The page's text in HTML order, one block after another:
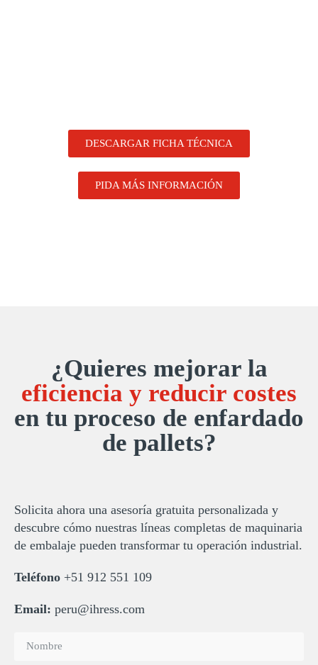
DESCARGAR FICHA TÉCNICA
PIDA MÁS INFORMACIÓN
¿Quieres mejorar la
eficiencia y reducir costes
en tu proceso de enfardado
de pallets?
Solicita ahora una asesoría gratuita personalizada y
descubre cómo nuestras líneas completas de maquinaria
de embalaje pueden transformar tu operación industrial.
Teléfono +51 912 551 109
Email: peru@ihress.com